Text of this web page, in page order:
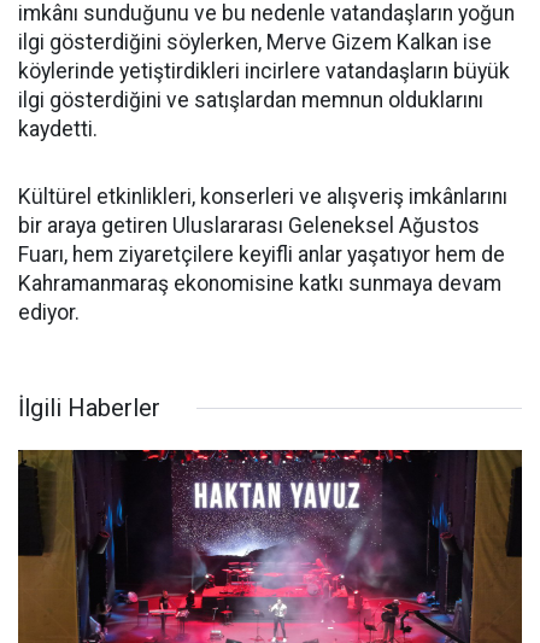
imkânı sunduğunu ve bu nedenle vatandaşların yoğun
ilgi gösterdiğini söylerken, Merve Gizem Kalkan ise
köylerinde yetiştirdikleri incirlere vatandaşların büyük
ilgi gösterdiğini ve satışlardan memnun olduklarını
kaydetti.
Kültürel etkinlikleri, konserleri ve alışveriş imkânlarını
bir araya getiren Uluslararası Geleneksel Ağustos
Fuarı, hem ziyaretçilere keyifli anlar yaşatıyor hem de
Kahramanmaraş ekonomisine katkı sunmaya devam
ediyor.
İlgili Haberler